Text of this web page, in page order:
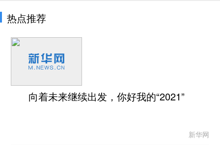
热点推荐
向着未来继续出发，你好我的“2021”
新华网